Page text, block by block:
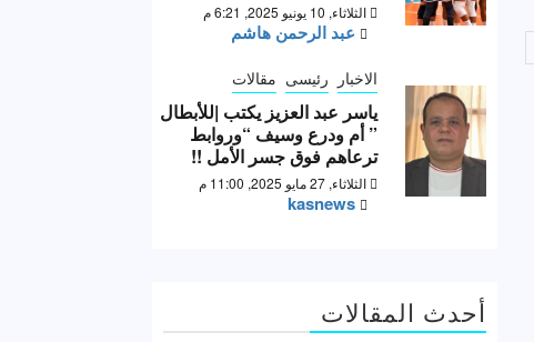
الثلاثاء, 10 يونيو 2025, 6:21 م
عبد الرحمن هاشم
الاخبار رئيسى مقالات
ياسر عبد العزيز يكتب |للأبطال
” أم ودرع وسيف “وروابط
ترعاهم فوق جسر الأمل !!
الثلاثاء, 27 مايو 2025, 11:00 م
kasnews
أحدث المقالات